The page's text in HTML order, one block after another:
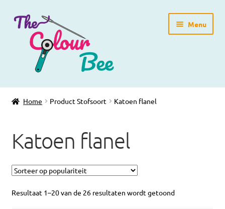
Ga
door
navigatie
Ga
direct
inhoud
Menu
Home
Blog
Workshops
Gratis Patronen
Home Product Stofsoort Katoen flanel
Katoen flanel
Resultaat 1–20 van de 26 resultaten wordt getoond